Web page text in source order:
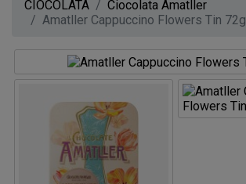
CIOCOLATA
Ciocolata Amatller
Amatller Cappuccino Flowers Tin 72g